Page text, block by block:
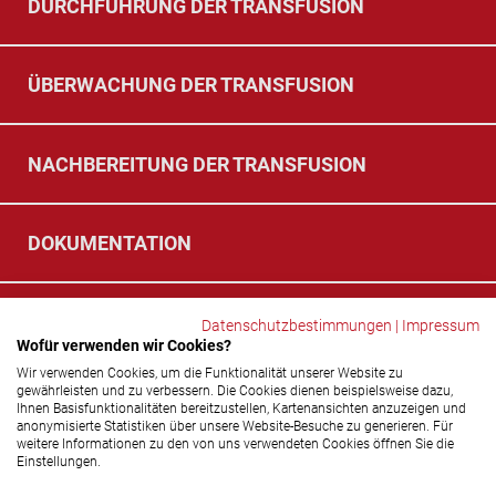
DURCH­FÜH­RUNG DER TRANS­FU­SI­ON
ÜBER­WA­CHUNG DER TRANS­FU­SI­ON
NACH­BE­REI­TUNG DER TRANS­FU­SI­ON
DO­KU­MEN­TA­TI­ON
HER­AUS­GE­BER / VER­SI­ON
Social-​Media Ka­nä­le
Datenschutzbestimmungen | Impressum
Wofür verwenden wir Cookies?
Wir verwenden Cookies, um die Funktionalität unserer Website zu
gewährleisten und zu verbessern. Die Cookies dienen beispielsweise dazu,
Ihnen Basisfunktionalitäten bereitzustellen, Kartenansichten anzuzeigen und
anonymisierte Statistiken über unsere Website-Besuche zu generieren. Für
weitere Informationen zu den von uns verwendeten Cookies öffnen Sie die
Einstellungen.